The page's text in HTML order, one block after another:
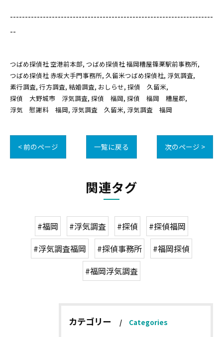
--------------------------------------------------------------------
--
つばめ探偵社 空港前本部 つばめ探偵社 福岡糟屋篠栗駅前事務所
つばめ探偵社 赤坂大手門事務所 久留米つばめ探偵社 浮気調査
素行調査 行方調査 結婚調査 おしらせ 探偵 久留米
探偵 大野城市 浮気調査 探偵 福岡 探偵 福岡 糟屋郡
浮気 慰謝料 福岡 浮気調査 久留米 浮気調査 福岡
< 前のページ 一覧に戻る 次のページ >
関連タグ
#福岡 #浮気調査 #探偵
#探偵福岡
#浮気調査福岡
#探偵事務所
#福岡探偵
#福岡浮気調査
カテゴリー Categories